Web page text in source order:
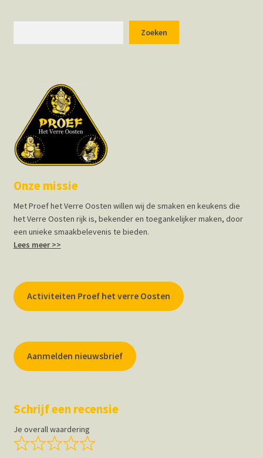
Zoeken
Onze missie
Met Proef het Verre Oosten willen wij de smaken en keukens die
het Verre Oosten rijk is, bekender en toegankelijker maken, door
een unieke smaakbelevenis te bieden.
Lees meer >>
Activiteiten Proef het verre Oosten
Aanmelden nieuwsbrief
Schrijf een recensie
Je overall waardering